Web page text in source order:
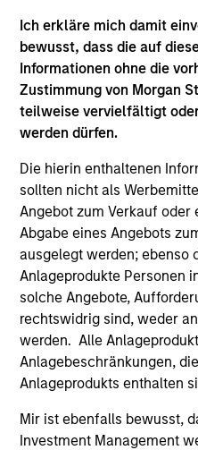
Ich erkläre mich damit
bewusst, dass die auf
Informationen ohne die
Zustimmung von Morgan
teilweise vervielfältigt
werden dürfen.
Die hierin enthaltenen
sollten nicht als
Angebot zum Verkauf oder
Abgabe eines Angebots
ausgelegt werden; ebenso
Anlageprodukte Personen
solche Angebote,
rechtswidrig sind, weder
werden. Alle
Anlagebeschränkungen,
Anlageprodukts enthalten
Mir ist ebenfalls bewusst,
Investment Management
Italienische Anleger sollten
„Erweiterte
Hongkong den Abschnitt
Anleger aus Hongkong“ im
Deutschsprachige
KID oder des KIID, der
Jahres- und
Informationen sind
Services S.A., 11, rue du
Schweiz. Die Schweizer
de Genève, 17, quai de l’Ile,
Beendet die
Fonds ihre Vereinbarung zur
einem Land des EWR, in
registriert ist, so geschieht
den OGAW-Vorschriften.
Mit dem Fonds verbundene
Begriffsbestimmungen
demGlossarentnehmen.
Nettoinventarwerte (NAV)
berechnet. Provisionen und